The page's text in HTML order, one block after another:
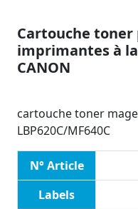
Cartouche toner
imprimantes à
CANON
cartouche toner
LBP620C/MF640C
N° Article
Labels